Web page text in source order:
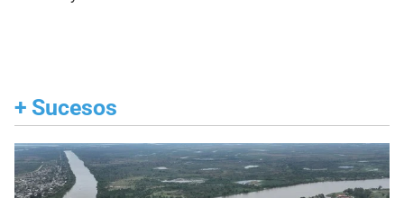
+ Sucesos